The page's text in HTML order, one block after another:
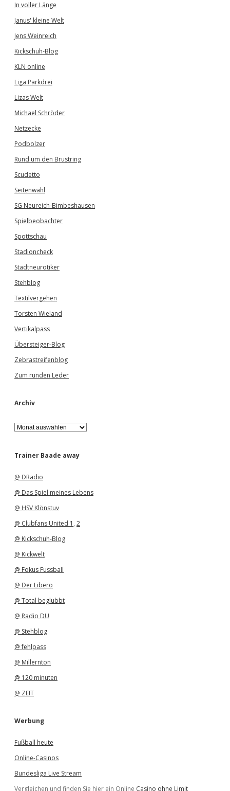
In voller Länge
Janus' kleine Welt
Jens Weinreich
Kickschuh-Blog
KLN online
Liga Parkdrei
Lizas Welt
Michael Schröder
Netzecke
Podbolzer
Rund um den Brustring
Scudetto
Seitenwahl
SG Neureich-Bimbeshausen
Spielbeobachter
Spottschau
Stadioncheck
Stadtneurotiker
Stehblog
Textilvergehen
Torsten Wieland
Vertikalpass
Übersteiger-Blog
Zebrastreifenblog
Zum runden Leder
Archiv
A
r
h
Trainer Baade away
@ DRadio
@ Das Spiel meines Lebens
@ HSV Klönstuv
@ Clubfans United 1 , 2
@ Kickschuh-Blog
@ Kickwelt
@ Fokus Fussball
@ Der Libero
@ Total beglubbt
@ Radio DU
@ Stehblog
@ fehlpass
@ Millernton
@ 120 minuten
@ ZEIT
Werbung
Fußball heute
Online-Casinos
Bundesliga Live Stream
Vergleichen und finden Sie hier ein Online Casino ohne Limit